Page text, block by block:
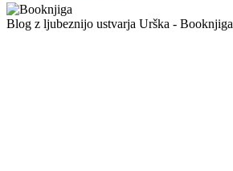
Blog z ljubeznijo ustvarja Urška - Booknjiga